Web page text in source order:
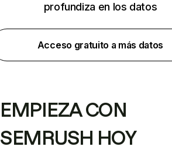
profundiza en los datos
Acceso gratuito a más datos
EMPIEZA CON
SEMRUSH HOY